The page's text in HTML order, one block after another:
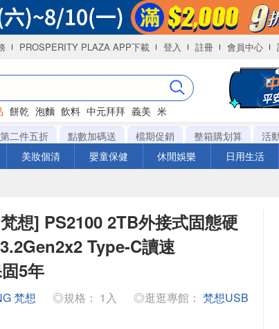
PROSPERITY PLAZA APP下載 登入 註冊 會員中心
餅乾 泡麵 飲料 中元拜拜 義美 米
第二件五折 點數加碼送 檔期促銷 整箱購划算 活
美妝個清 嬰童保健 休閒娛樂 日用生活
想] PS2100 2TB外接式固態硬
Type-C讀速
5年
梵想 ◎規格： 1入 ◎逛逛專館： 梵想USB